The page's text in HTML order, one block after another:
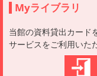
Myライブラリ
当館の資料貸出カード
サービスをご利用いた